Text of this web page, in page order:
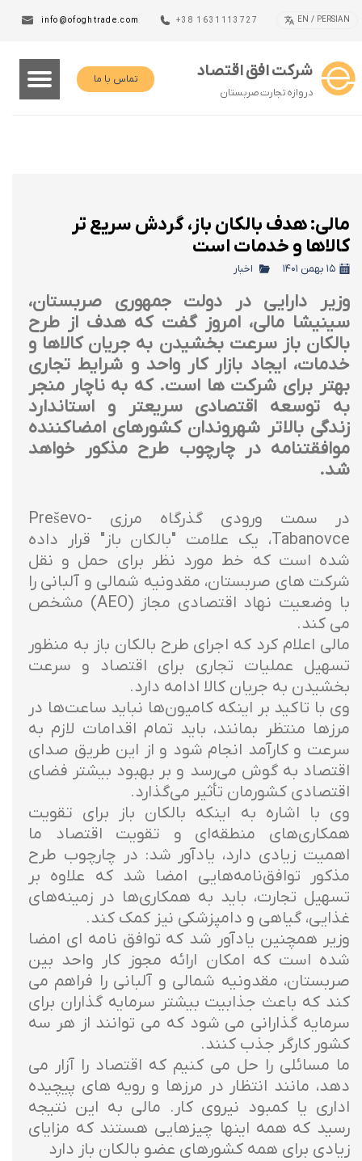
+38 1631113727
info@ofoghtrade.com
شرکت افق اقتصاد
دروازه تجارت صربستان
تماس با ما
EN / PERSIAN
مالی: هدف بالکان باز، گردش سریع تر
کالاها و خدمات است
۱۵ بهمن ۱۴۰۱ اخبار
وزیر دارایی در دولت جمهوری صربستان،
سینیشا مالی، امروز گفت که هدف از طرح
بالکان باز سرعت بخشیدن به جریان کالاها و
خدمات، ایجاد بازار کار واحد و شرایط تجاری
بهتر برای شرکت ها است. که به ناچار منجر
به توسعه اقتصادی سریعتر و استاندارد
زندگی بالاتر شهروندان کشورهای امضاکننده
موافقتنامه در چارچوب طرح مذکور خواهد
شد.
در سمت ورودی گذرگاه مرزی Preševo-
Tabanovce، یک علامت "بالکان باز" قرار داده
شده است که خط مورد نظر برای حمل و نقل
شرکت های صربستان، مقدونیه شمالی و آلبانی را
با وضعیت نهاد اقتصادی مجاز (AEO) مشخص
می کند.
مالی اعلام کرد که اجرای طرح بالکان باز به منظور
تسهیل عملیات تجاری برای اقتصاد و سرعت
بخشیدن به جریان کالا ادامه دارد.
وی با تاکید بر اینکه کامیون‌ها نباید ساعت‌ها در
مرزها منتظر بمانند، باید تمام اقدامات لازم به
سرعت و کارآمد انجام شود و از این طریق صدای
اقتصاد به گوش می‌رسد و بر بهبود بیشتر فضای
اقتصادی کشورمان تأثیر می‌گذارد.
وی با اشاره به اینکه بالکان باز برای تقویت
همکاری‌های منطقه‌ای و تقویت اقتصاد ما
اهمیت زیادی دارد، یادآور شد: در چارچوب طرح
مذکور توافق‌نامه‌هایی امضا شد که علاوه بر
تسهیل تجارت، باید به همکاری‌ها در زمینه‌های
غذایی، گیاهی و دامپزشکی نیز کمک کند.
وزیر همچنین یادآور شد که توافق نامه ای امضا
شده است که امکان ارائه مجوز کار واحد بین
صربستان، مقدونیه شمالی و آلبانی را فراهم می
کند که باعث جذابیت بیشتر سرمایه گذاران برای
سرمایه گذارانی می شود که می توانند از هر سه
کشور کارگر جذب کنند.
ما مسائلی را حل می کنیم که اقتصاد را آزار می
دهد، مانند انتظار در مرزها و رویه های پیچیده
اداری یا کمبود نیروی کار. مالی به این نتیجه
رسید که همه اینها چیزهایی هستند که مزایای
زیادی برای همه کشورهای عضو بالکان باز دارد